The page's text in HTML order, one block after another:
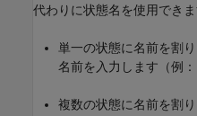
代わりに状態名を使用できま
単一の状態に名前を割
名前を入力します（例：
複数の状態に名前を割